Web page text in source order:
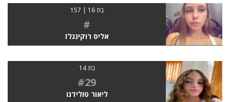
בת 16 | 157
#
אליס רוקינגלז
בת 14
#29
ליאור טולידנו